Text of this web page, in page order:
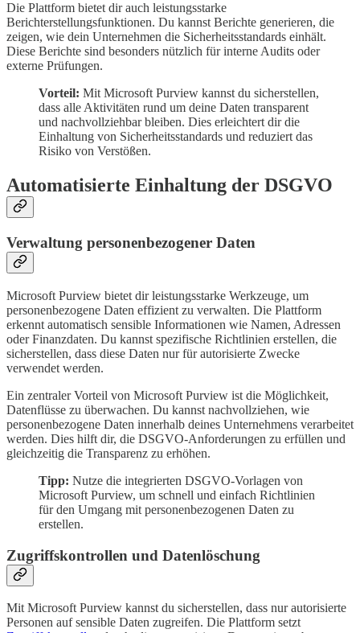
Die Plattform bietet dir auch leistungsstarke
Berichterstellungsfunktionen. Du kannst Berichte generieren, die
zeigen, wie dein Unternehmen die Sicherheitsstandards einhält.
Diese Berichte sind besonders nützlich für interne Audits oder
externe Prüfungen.
Vorteil: Mit Microsoft Purview kannst du sicherstellen,
dass alle Aktivitäten rund um deine Daten transparent
und nachvollziehbar bleiben. Dies erleichtert dir die
Einhaltung von Sicherheitsstandards und reduziert das
Risiko von Verstößen.
Automatisierte Einhaltung der DSGVO
Verwaltung personenbezogener Daten
Microsoft Purview bietet dir leistungsstarke Werkzeuge, um
personenbezogene Daten effizient zu verwalten. Die Plattform
erkennt automatisch sensible Informationen wie Namen, Adressen
oder Finanzdaten. Du kannst spezifische Richtlinien erstellen, die
sicherstellen, dass diese Daten nur für autorisierte Zwecke
verwendet werden.
Ein zentraler Vorteil von Microsoft Purview ist die Möglichkeit,
Datenflüsse zu überwachen. Du kannst nachvollziehen, wie
personenbezogene Daten innerhalb deines Unternehmens verarbeitet
werden. Dies hilft dir, die DSGVO-Anforderungen zu erfüllen und
gleichzeitig die Transparenz zu erhöhen.
Tipp: Nutze die integrierten DSGVO-Vorlagen von
Microsoft Purview, um schnell und einfach Richtlinien
für den Umgang mit personenbezogenen Daten zu
erstellen.
Zugriffskontrollen und Datenlöschung
Mit Microsoft Purview kannst du sicherstellen, dass nur autorisierte
Personen auf sensible Daten zugreifen. Die Plattform setzt